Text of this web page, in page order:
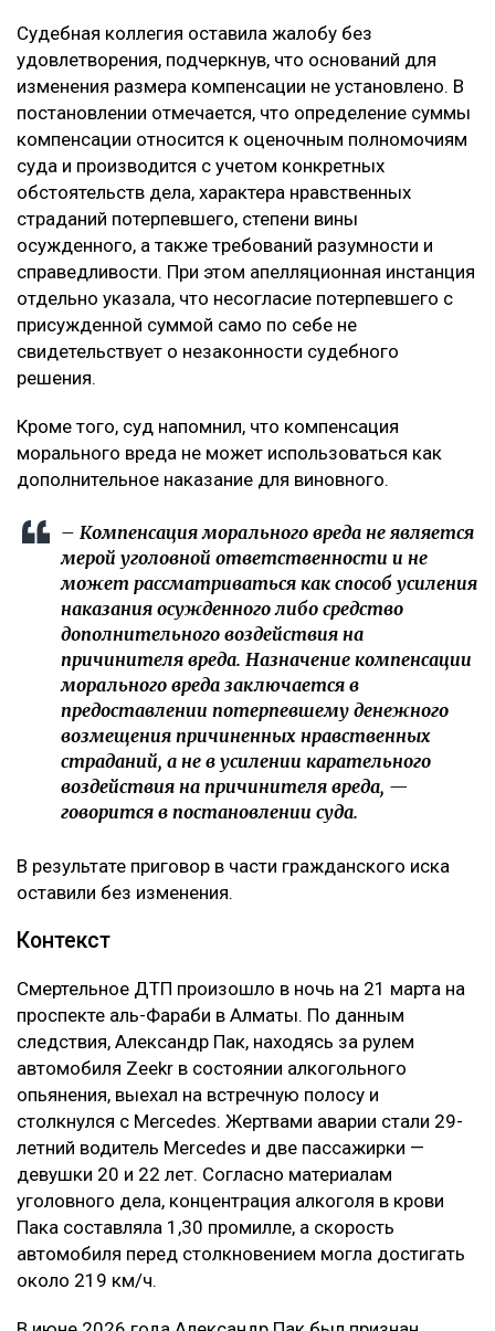
Судебная коллегия оставила жалобу без
удовлетворения, подчеркнув, что оснований для
изменения размера компенсации не установлено. В
постановлении отмечается, что определение суммы
компенсации относится к оценочным полномочиям
суда и производится с учетом конкретных
обстоятельств дела, характера нравственных
страданий потерпевшего, степени вины
осужденного, а также требований разумности и
справедливости. При этом апелляционная инстанция
отдельно указала, что несогласие потерпевшего с
присужденной суммой само по себе не
свидетельствует о незаконности судебного
решения.
Кроме того, суд напомнил, что компенсация
морального вреда не может использоваться как
дополнительное наказание для виновного.
– Компенсация морального вреда не является
мерой уголовной ответственности и не
может рассматриваться как способ усиления
наказания осужденного либо средство
дополнительного воздействия на
причинителя вреда. Назначение компенсации
морального вреда заключается в
предоставлении потерпевшему денежного
возмещения причиненных нравственных
страданий, а не в усилении карательного
воздействия на причинителя вреда, —
говорится в постановлении суда.
В результате приговор в части гражданского иска
оставили без изменения.
Контекст
Смертельное ДТП произошло в ночь на 21 марта на
проспекте аль-Фараби в Алматы. По данным
следствия, Александр Пак, находясь за рулем
автомобиля Zeekr в состоянии алкогольного
опьянения, выехал на встречную полосу и
столкнулся с Mercedes. Жертвами аварии стали 29-
летний водитель Mercedes и две пассажирки —
девушки 20 и 22 лет. Согласно материалам
уголовного дела, концентрация алкоголя в крови
Пака составляла 1,30 промилле, а скорость
автомобиля перед столкновением могла достигать
около 219 км/ч.